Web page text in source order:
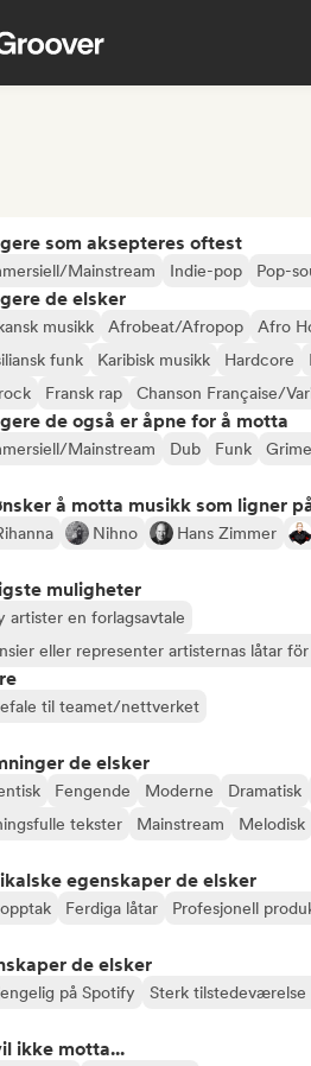
som aksepteres oftest
Mainstream Indie-pop Pop-
de elsker
musikk Afrobeat/Afropop Afro
funk
Karibisk musikk Hardcore
Fransk rap Chanson Française/
de også er åpne for å motta
Mainstream Dub Funk Grime
å motta musikk som ligner
Nihno Hans Zimmer
muligheter
artister en forlagsavtale
eller representer artisternas låtar
til teamet/nettverket
de elsker
Fengende Moderne Dramatisk
tekster
Mainstream Melodisk
egenskaper de elsker
Ferdiga låtar Profesjonell
de elsker
på Spotify Sterk tilstedeværelse
ikke motta...